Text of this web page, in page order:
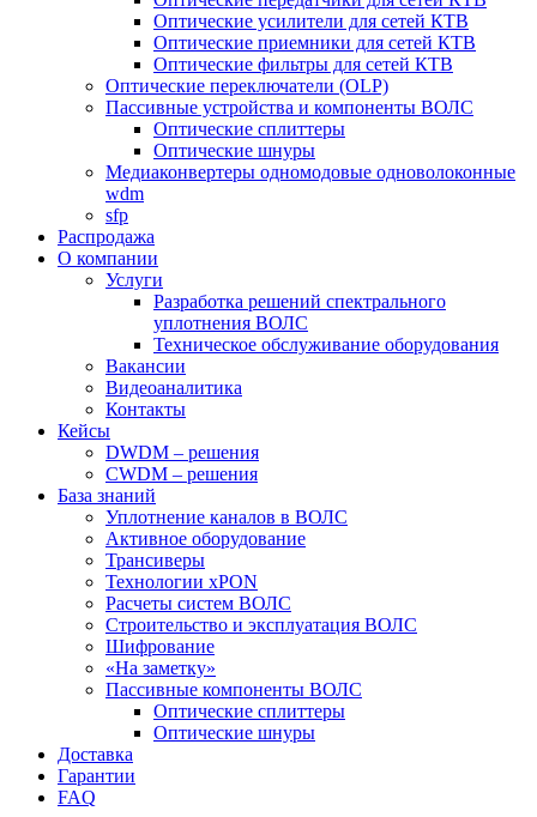
Оптические усилители для сетей КТВ
Оптические приемники для сетей КТВ
Оптические фильтры для сетей КТВ
Оптические переключатели (OLP)
Пассивные устройства и компоненты ВОЛС
Оптические сплиттеры
Оптические шнуры
Медиаконвертеры одномодовые одноволоконные
wdm
sfp
Распродажа
О компании
Услуги
Разработка решений спектрального
уплотнения ВОЛС
Техническое обслуживание оборудования
Вакансии
Видеоаналитика
Контакты
Кейсы
DWDM – решения
CWDM – решения
База знаний
Уплотнение каналов в ВОЛС
Активное оборудование
Трансиверы
Технологии xPON
Расчеты систем ВОЛС
Строительство и эксплуатация ВОЛС
Шифрование
«На заметку»
Пассивные компоненты ВОЛС
Оптические сплиттеры
Оптические шнуры
Доставка
Гарантии
FAQ